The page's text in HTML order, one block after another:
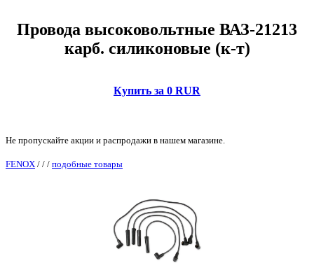
Провода высоковольтные ВАЗ-21213
карб. силиконовые (к-т)
Купить за 0 RUR
Не пропускайте акции и распродажи в нашем магазине.
FENOX / / / подобные товары